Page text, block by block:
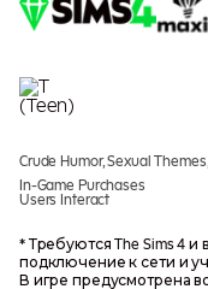
Crude Humor, Sexual
In-Game Purchases
Users Interact
* Требуются The Sims 4
подключение к сети и
В игре предусмотрена